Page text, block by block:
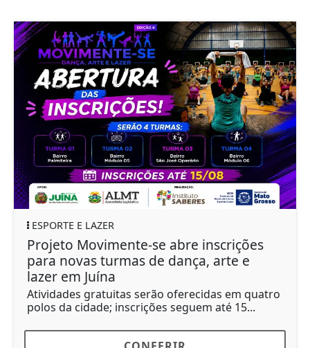
ESPORTE E LAZER
Projeto Movimente-se abre inscrições
para novas turmas de dança, arte e
lazer em Juína
Atividades gratuitas serão oferecidas em quatro
polos da cidade; inscrições seguem até 15...